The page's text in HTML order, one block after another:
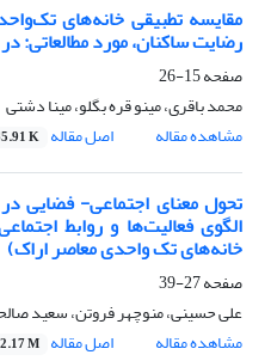
مقایسه تطبیقی خانه‌های
رضایت ساکنان، مورد مطالعاتی:
صفحه15-26
محمد باقری، مینو قره بگلو، مینا دشتی
مشاهده مقاله
اصل مقاله K
تحول معنای‌ اجتماعی- فضایی
الگوی فعالیت‌ها و روابط
خانه‌های تک واحدی معاصر اراک)
صفحه27-39
علی حسینی، منوچهر فروتن، سعید
مشاهده مقاله
اصل مقاله 2.17 M